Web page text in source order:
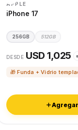
APPLE
iPhone 17
256GB 512GB
DESDE USD 1,025
🎁 Funda + Vidrio
Agregar